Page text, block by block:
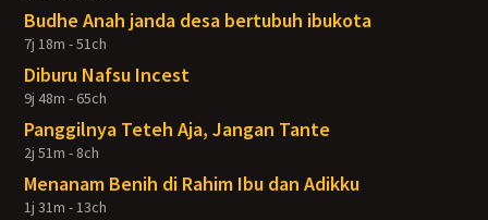
Budhe Anah janda desa bertubuh ibukota
7j 18m - 51ch
Diburu Nafsu Incest
9j 48m - 65ch
Panggilnya Teteh Aja, Jangan Tante
2j 51m - 8ch
Menanam Benih di Rahim Ibu dan Adikku
1j 31m - 13ch